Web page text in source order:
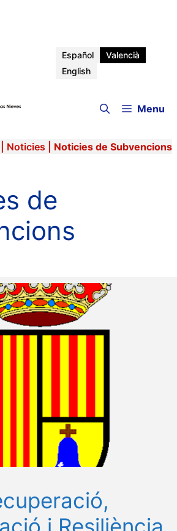
Español
Valencià
English
Menu
Noticies Noticies de Subvencions
de